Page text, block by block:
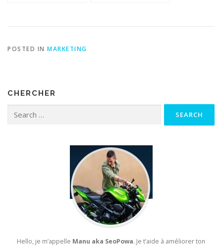
POSTED IN MARKETING
CHERCHER
Hello, je m’appelle Manu aka SeoPowa. Je t’aide à améliorer ton